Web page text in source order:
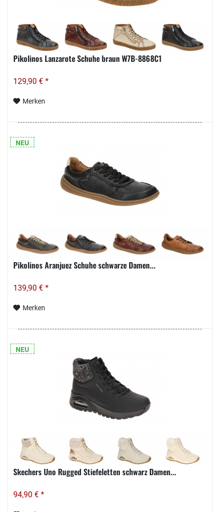
Pikolinos Lanzarote Schuhe braun W7B-8868C1
129,90 € *
Merken
NEU
Pikolinos Aranjuez Schuhe schwarze Damen...
139,90 € *
Merken
NEU
Skechers Uno Rugged Stiefeletten schwarz Damen...
94,90 € *